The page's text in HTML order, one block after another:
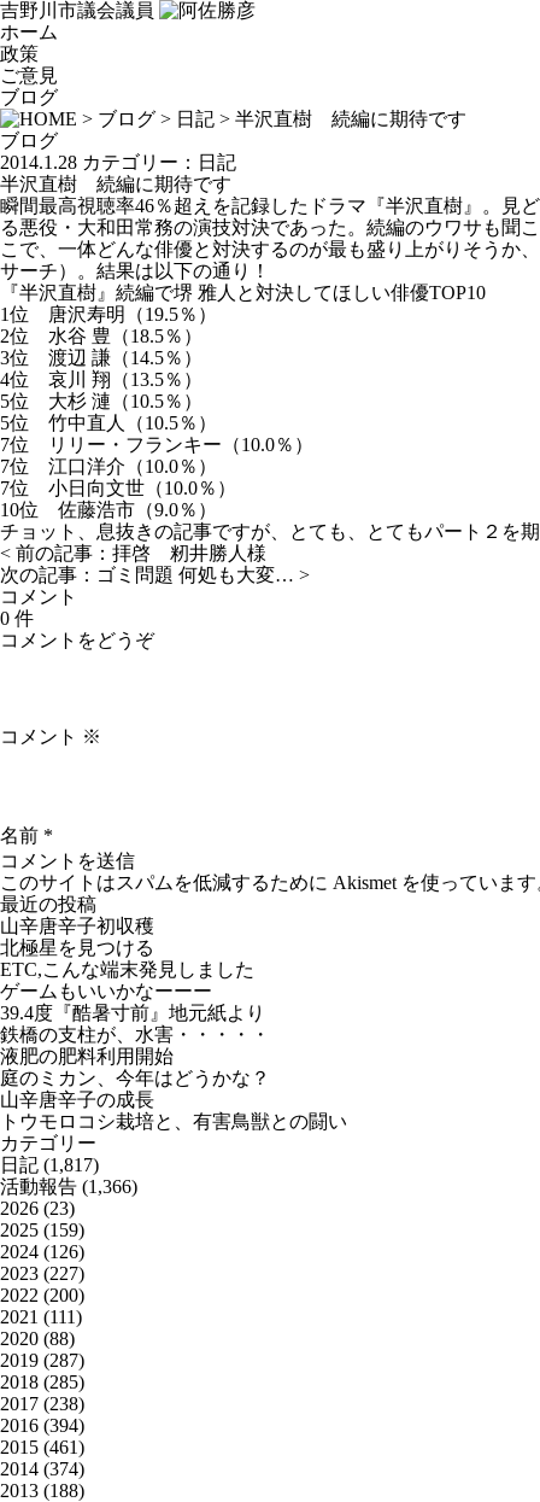
吉野川市議会議員
ホーム
政策
ご意見
ブログ
> ブログ > 日記 > 半沢直樹 続編に期待です
ブログ
2014.1.28 カテゴリー： 日記
半沢直樹 続編に期待です
瞬間最高視聴率46％超えを記録したドラマ『半沢直樹』。見
る悪役・大和田常務の演技対決であった。続編のウワサも
こで、一体どんな俳優と対決するのが最も盛り上がりそうか
サーチ）。結果は以下の通り！
『半沢直樹』続編で堺 雅人と対決してほしい俳優TOP10
1位 唐沢寿明（19.5％）
2位 水谷 豊（18.5％）
3位 渡辺 謙（14.5％）
4位 哀川 翔（13.5％）
5位 大杉 漣（10.5％）
5位 竹中直人（10.5％）
7位 リリー・フランキー（10.0％）
7位 江口洋介（10.0％）
7位 小日向文世（10.0％）
10位 佐藤浩市（9.0％）
チョット、息抜きの記事ですが、とても、とてもパート２を
< 前の記事： 拝啓 籾井勝人様
次の記事： ゴミ問題 何処も大変… >
コメント
0 件
コメントをどうぞ
コメント ※
名前 *
このサイトはスパムを低減するために Akismet を使っていま
最近の投稿
山辛唐辛子初収穫
北極星を見つける
ETC,こんな端末発見しました
ゲームもいいかなーーー
39.4度『酷暑寸前』地元紙より
鉄橋の支柱が、水害・・・・・
液肥の肥料利用開始
庭のミカン、今年はどうかな？
山辛唐辛子の成長
トウモロコシ栽培と、有害鳥獣との闘い
カテゴリー
日記 (1,817)
活動報告 (1,366)
2026 (23)
2025 (159)
2024 (126)
2023 (227)
2022 (200)
2021 (111)
2020 (88)
2019 (287)
2018 (285)
2017 (238)
2016 (394)
2015 (461)
2014 (374)
2013 (188)